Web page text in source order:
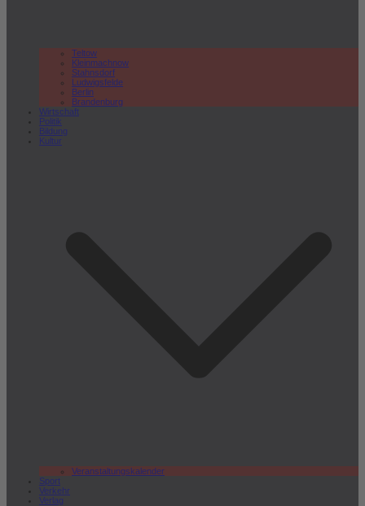
Teltow
Kleinmachnow
Stahnsdorf
Ludwigsfelde
Berlin
Brandenburg
Wirtschaft
Politik
Bildung
Kultur
Veranstaltungskalender
Sport
Verkehr
Verlag